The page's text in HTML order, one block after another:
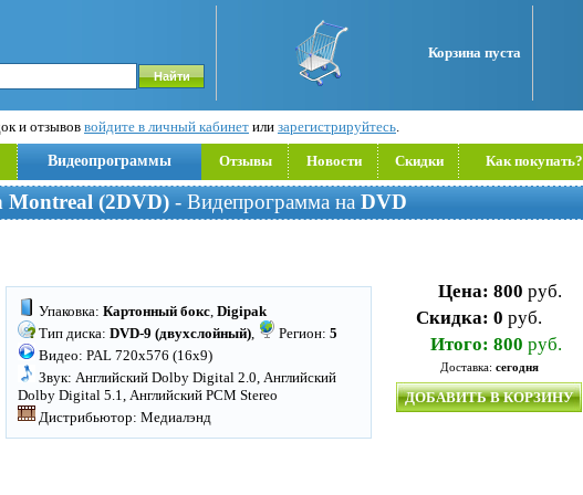
Корзина пуста
и отзывов войдите в личный кабинет или зарегистрируйтесь.
Видеопрограммы Отзывы Новости Скидки Как покупать?
Montreal (2DVD) - Видепрограмма на DVD
Упаковка: Картонный бокс, Digipak
Тип диска: DVD-9 (двухслойный), Регион: 5
Видео: PAL 720x576 (16x9)
Звук: Английский Dolby Digital 2.0, Английский
Dolby Digital 5.1, Английский PCM Stereo
Дистрибьютор: Медиалэнд
Цена: 800 руб.
Скидка: 0 руб.
Итого: 800 руб.
Доставка: сегодня
ДОБАВИТЬ В КОРЗИНУ